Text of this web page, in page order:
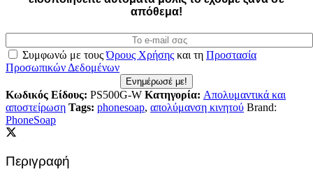
απόθεμα!
Συμφωνώ με τουςΌρους Χρήσης και τη Προστασία
Προσωπικών Δεδομένων
Ενημέρωσέ με!
Κωδικός Είδους: PS500G-W Κατηγορία: Απολυμαντικά και
αποστείρωση Tags: phonesoap, απολύμανση κινητού Brand:
PhoneSoap
Περιγραφή